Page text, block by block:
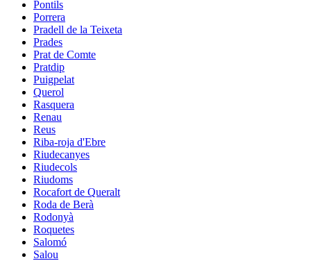
Pontils
Porrera
Pradell de la Teixeta
Prades
Prat de Comte
Pratdip
Puigpelat
Querol
Rasquera
Renau
Reus
Riba-roja d'Ebre
Riudecanyes
Riudecols
Riudoms
Rocafort de Queralt
Roda de Berà
Rodonyà
Roquetes
Salomó
Salou